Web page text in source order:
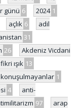
günü 6 2024 1
açlık 6
adil
31
26
Akdeniz Vicdani
ışık 13
1
4
anti-
97
arap